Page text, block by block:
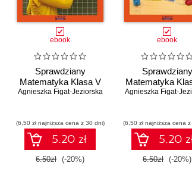
ebook
Sprawdziany
Matematyka Klasa V
Agnieszka Figat-Jeziorska
(6,50 zł najniższa cena z 30 dni)
5.20 zł
6.50zł (-20%)
ebook
Sprawdziany
Matematyka
Agnieszka Figat-
(6,50 zł najniższa cena
5.20
6.50zł (-20%)